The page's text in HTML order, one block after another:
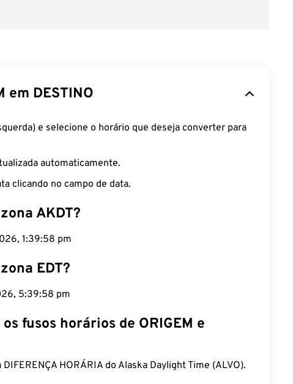
em DESTINO
e selecione o horário que deseja converter para
automaticamente.
clicando no campo de data.
AKDT?
1:39:59 pm
EDT?
5:39:59 pm
fusos horários de ORIGEM e
HORÁRIA do Alaska Daylight Time (ALVO).